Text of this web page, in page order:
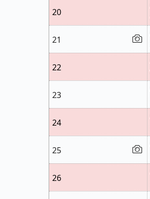
20
21
22
23
24
25
26